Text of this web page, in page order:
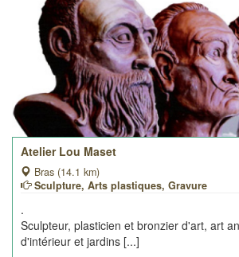
Atelier Lou Maset
Bras (14.1 km)
Sculpture, Arts plastiques, Gravure
.
Sculpteur, plasticien et bronzier d'art, art
d'intérieur et jardins [...]